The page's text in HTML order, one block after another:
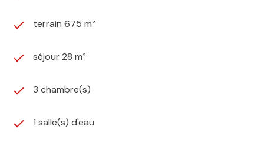
terrain 675 m²
séjour 28 m²
3 chambre(s)
1 salle(s) d'eau